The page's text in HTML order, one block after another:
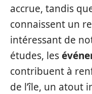
accrue, tandis
connaissent un
intéressant de
études, les
contribuent à
de l’île, un atout